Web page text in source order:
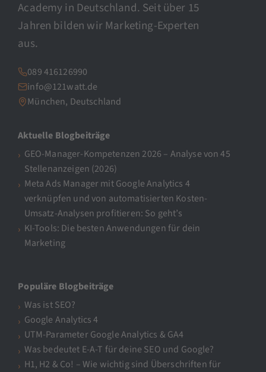
Academy in Deutschland. Seit über 15
Jahren bilden wir Marketing-Experten
aus.
089 416126990
info@121watt.de
München, Deutschland
Aktuelle Blogbeiträge
GEO-Manager-Kompetenzen 2026 – Analyse von 45
Stellenanzeigen (2026)
Meta Ads Manager mit Google Analytics 4
verknüpfen und von automatisierten Kosten-
Umsatz-Analysen profitieren: So geht’s
KI-Tools: Die besten Anwendungen für dein
Marketing
Populäre Blogbeiträge
Was ist SEO?
Google Analytics 4
UTM-Parameter Google Analytics & GA4
Was bedeutet E-A-T für deine SEO und Google?
H1, H2 & Co! – Wie wichtig sind Überschriften für